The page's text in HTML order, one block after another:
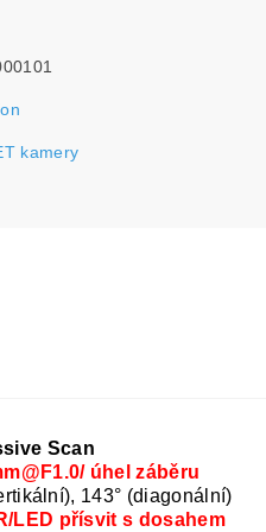
kamery
Scan
úhel záběru
143° (diagonální)
LED přísvit s dosahem